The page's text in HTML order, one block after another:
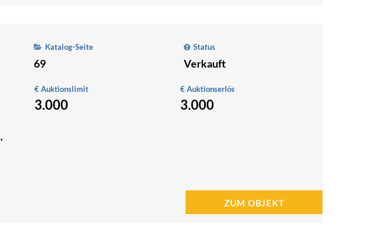
Katalog-Seite
69
Status
Verkauft
€ Auktionslimit
3.000
€ Auktionserlös
3.000
ZUM OBJEKT